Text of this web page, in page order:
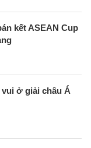
kết ASEAN Cup
vui ở giải châu Á